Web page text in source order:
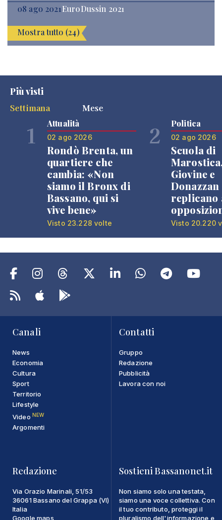
08 ago 2021EuroDussin 2021
Mostra tutto (24)
Più visti
Settimana
Mese
1 Attualità
02 ago 2026
Rondò Brenta, un
quartiere che
cambia: «Non
siamo il Bronx di
Bassano, qui si
vive bene»
Visto 23.228 volte
2 Politica
02 ago 2026
Scuola di
Giovine e
Donazzan
replicano
Visto 20.220
Canali
News
Economia
Cultura
Sport
Territorio
Lifestyle
Video NEW
Argomenti
Contatti
Gruppo
Redazione
Pubblicità
Lavora con noi
Redazione
Via Orazio Marinali, 51/53
36061 Bassano del Grappa (VI)
Italia
Google maps
Sostieni Bassanonet.it
Non siamo solo una testata,
siamo una voce collettiva. Con
il tuo contributo, proteggi il
pluralismo dell'informazione e